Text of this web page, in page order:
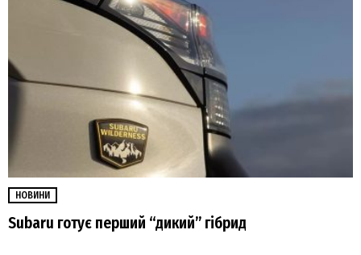
НОВИНИ
Subaru готує перший “дикий” гібрид